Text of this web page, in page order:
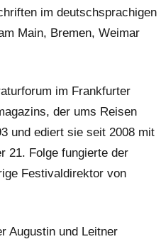
im deutschsprachigen
Main, Bremen, Weimar
im Frankfurter
der ums Reisen
und ediert sie seit 2008 mit
21. Folge fungierte der
Festivaldirektor von
Augustin und Leitner